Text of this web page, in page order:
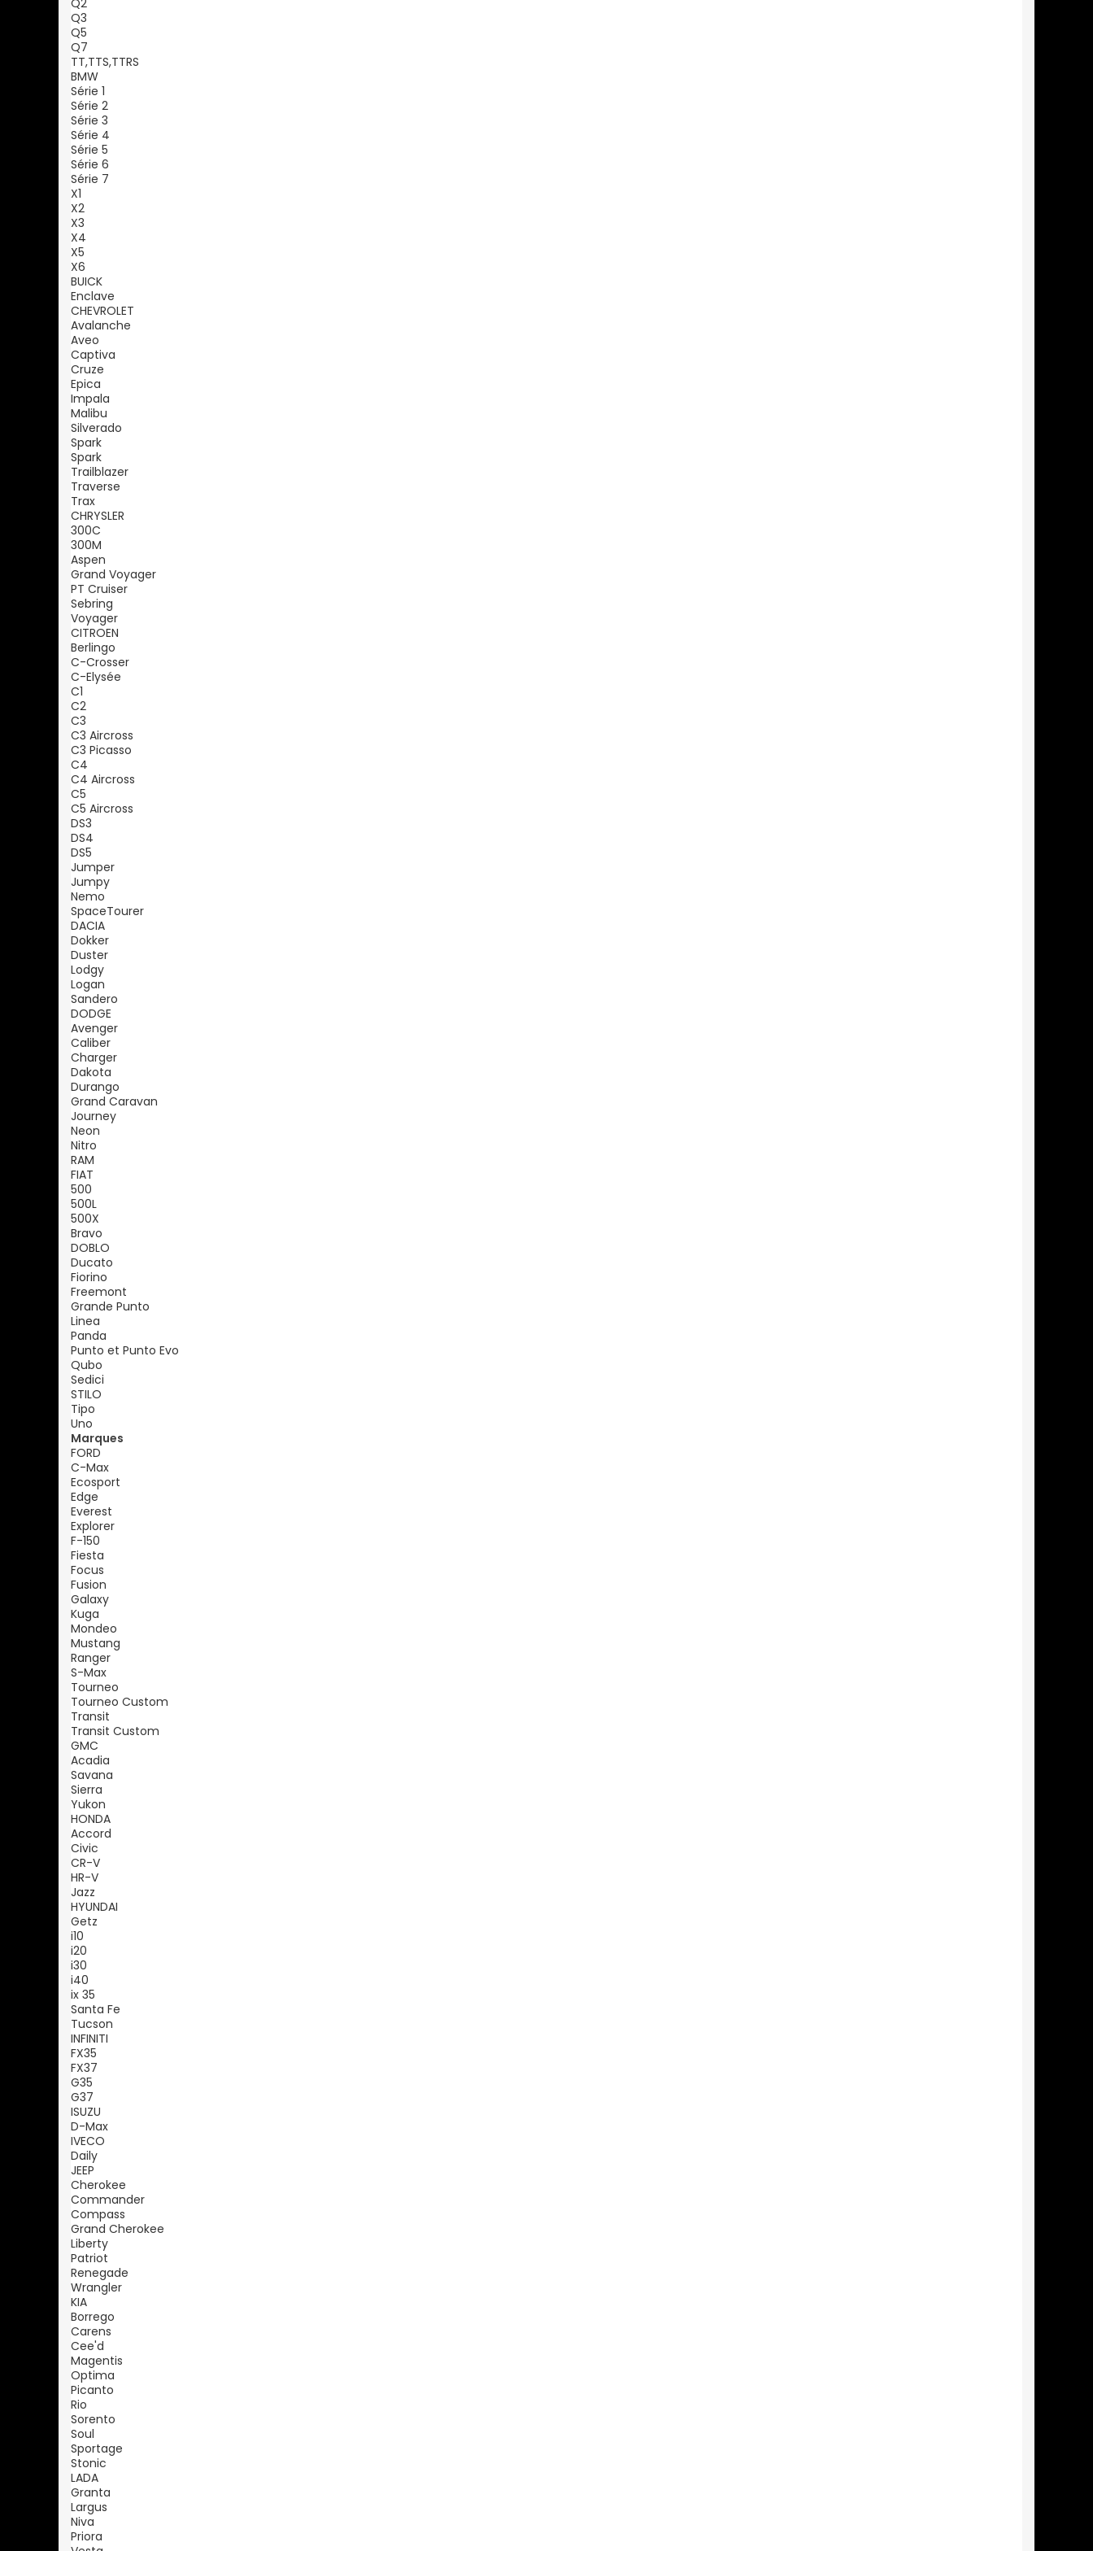
Q2
Q3
Q5
Q7
TT,TTS,TTRS
BMW
Série 1
Série 2
Série 3
Série 4
Série 5
Série 6
Série 7
X1
X2
X3
X4
X5
X6
BUICK
Enclave
CHEVROLET
Avalanche
Aveo
Captiva
Cruze
Epica
Impala
Malibu
Silverado
Spark
Spark
Trailblazer
Traverse
Trax
CHRYSLER
300C
300M
Aspen
Grand Voyager
PT Cruiser
Sebring
Voyager
CITROEN
Berlingo
C-Crosser
C-Elysée
C1
C2
C3
C3 Aircross
C3 Picasso
C4
C4 Aircross
C5
C5 Aircross
DS3
DS4
DS5
Jumper
Jumpy
Nemo
SpaceTourer
DACIA
Dokker
Duster
Lodgy
Logan
Sandero
DODGE
Avenger
Caliber
Charger
Dakota
Durango
Grand Caravan
Journey
Neon
Nitro
RAM
FIAT
500
500L
500X
Bravo
DOBLO
Ducato
Fiorino
Freemont
Grande Punto
Linea
Panda
Punto et Punto Evo
Qubo
Sedici
STILO
Tipo
Uno
Marques
FORD
C-Max
Ecosport
Edge
Everest
Explorer
F-150
Fiesta
Focus
Fusion
Galaxy
Kuga
Mondeo
Mustang
Ranger
S-Max
Tourneo
Tourneo Custom
Transit
Transit Custom
GMC
Acadia
Savana
Sierra
Yukon
HONDA
Accord
Civic
CR-V
HR-V
Jazz
HYUNDAI
Getz
i10
i20
i30
i40
ix 35
Santa Fe
Tucson
INFINITI
FX35
FX37
G35
G37
ISUZU
D-Max
IVECO
Daily
JEEP
Cherokee
Commander
Compass
Grand Cherokee
Liberty
Patriot
Renegade
Wrangler
KIA
Borrego
Carens
Cee'd
Magentis
Optima
Picanto
Rio
Sorento
Soul
Sportage
Stonic
LADA
Granta
Largus
Niva
Priora